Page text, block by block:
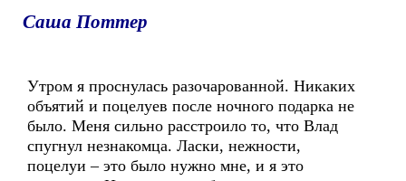
Саша Поттер
Утром я проснулась разочарованной. Никаких
объятий и поцелуев после ночного подарка не
было. Меня сильно расстроило то, что Влад
спугнул незнакомца. Ласки, нежности,
поцелуи – это было нужно мне, и я это